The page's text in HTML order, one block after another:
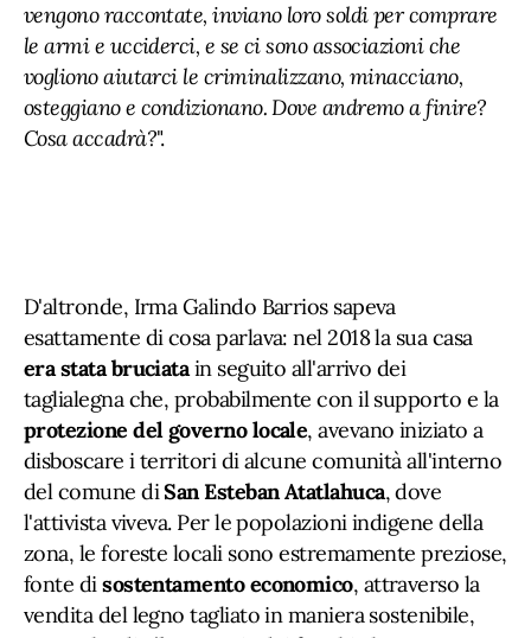
vengono raccontate, inviano loro soldi per comprare
le armi e ucciderci, e se ci sono associazioni che
vogliono aiutarci le criminalizzano, minacciano,
osteggiano e condizionano. Dove andremo a finire?
Cosa accadrà?".
D'altronde, Irma Galindo Barrios sapeva
esattamente di cosa parlava: nel 2018 la sua casa
era stata bruciatain seguito all'arrivo dei
taglialegna che, probabilmente con il supporto e la
protezione del governo locale, avevano iniziato a
disboscare i territori di alcune comunità all'interno
del comune diSan Esteban Atatlahuca, dove
l'attivista viveva. Per le popolazioni indigene della
zona, le foreste locali sono estremamente preziose,
fonte disostentamento economico, attraverso la
vendita del legno tagliato in maniera sostenibile,